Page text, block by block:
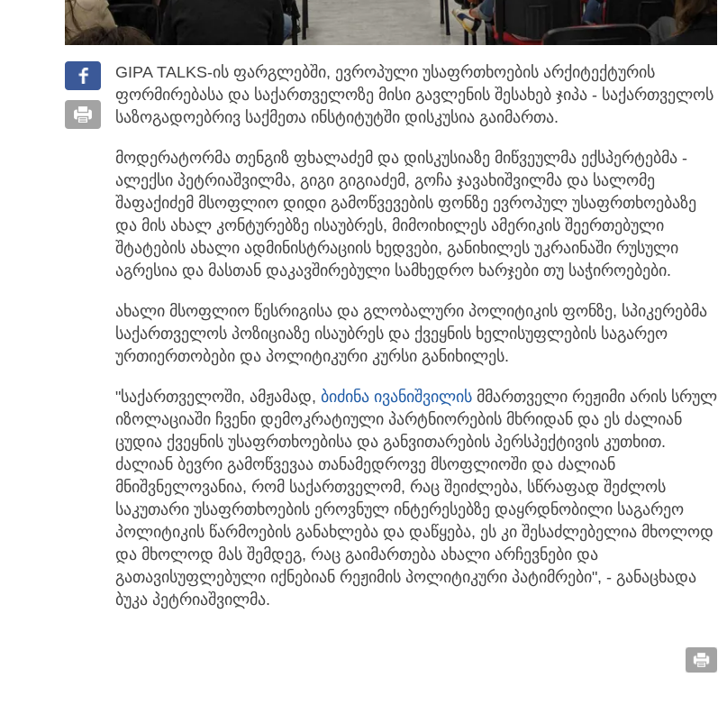
GIPA TALKS-ის ფარგლებში, ევროპული უსაფრთხოების არქიტექტურის
ფორმირებასა და საქართველოზე მისი გავლენის შესახებ ჯიპა - საქართველოს
საზოგადოებრივ საქმეთა ინსტიტუტში დისკუსია გაიმართა.
მოდერატორმა თენგიზ ფხალაძემ და დისკუსიაზე მიწვეულმა ექსპერტებმა -
ალექსი პეტრიაშვილმა, გიგი გიგიაძემ, გოჩა ჯავახიშვილმა და სალომე
შაფაქიძემ მსოფლიო დიდი გამოწვევების ფონზე ევროპულ უსაფრთხოებაზე
და მის ახალ კონტურებზე ისაუბრეს, მიმოიხილეს ამერიკის შეერთებული
შტატების ახალი ადმინისტრაციის ხედვები, განიხილეს უკრაინაში რუსული
აგრესია და მასთან დაკავშირებული სამხედრო ხარჯები თუ საჭიროებები.
ახალი მსოფლიო წესრიგისა და გლობალური პოლიტიკის ფონზე, სპიკერებმა
საქართველოს პოზიციაზე ისაუბრეს და ქვეყნის ხელისუფლების საგარეო
ურთიერთობები და პოლიტიკური კურსი განიხილეს.
"საქართველოში, ამჟამად, ბიძინა ივანიშვილის მმართველი რეჟიმი არის სრულ
იზოლაციაში ჩვენი დემოკრატიული პარტნიორების მხრიდან და ეს ძალიან
ცუდია ქვეყნის უსაფრთხოებისა და განვითარების პერსპექტივის კუთხით.
ძალიან ბევრი გამოწვევაა თანამედროვე მსოფლიოში და ძალიან
მნიშვნელოვანია, რომ საქართველომ, რაც შეიძლება, სწრაფად შეძლოს
საკუთარი უსაფრთხოების ეროვნულ ინტერესებზე დაყრდნობილი საგარეო
პოლიტიკის წარმოების განახლება და დაწყება, ეს კი შესაძლებელია მხოლოდ
და მხოლოდ მას შემდეგ, რაც გაიმართება ახალი არჩევნები და
გათავისუფლებული იქნებიან რეჟიმის პოლიტიკური პატიმრები", - განაცხადა
ბუკა პეტრიაშვილმა.